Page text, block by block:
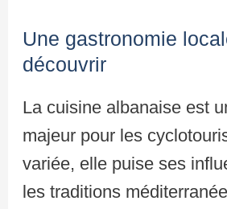
Une gastronomie
découvrir
La cuisine albanaise est
majeur pour les
variée, elle puise ses
les traditions